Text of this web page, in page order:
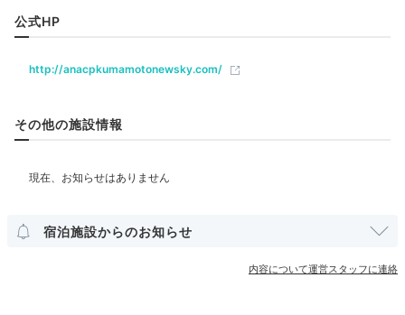
レストラン
ベビー＆子供関連
洋室
スイート インターネット利用可能
その他館内施設
公式HP
http://anacpkumamotonewsky.com/
その他の施設情報
宿泊施設からのお知らせ
内容について運営スタッフに連絡